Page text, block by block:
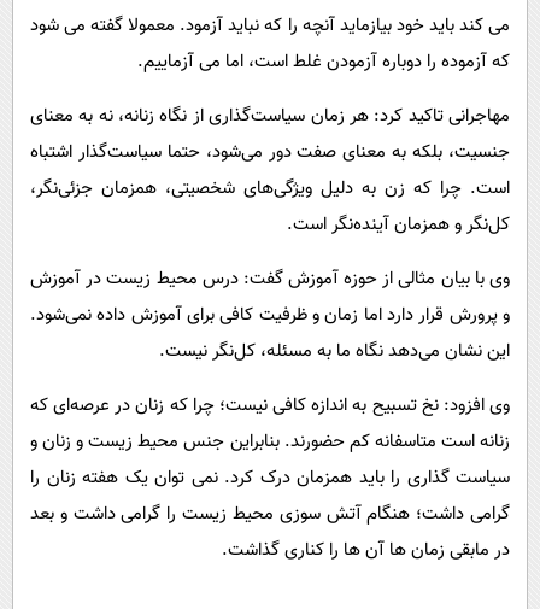
می کند باید خود بیازماید آنچه را که نباید آزمود. معمولا گفته می شود
که آزموده را دوباره آزمودن غلط است، اما می آزماییم.
مهاجرانی تاکید کرد: هر زمان سیاست‌گذاری از نگاه زنانه، نه به معنای
جنسیت، بلکه به معنای صفت دور می‌شود، حتما سیاست‌گذار اشتباه
است. چرا که زن به دلیل ویژگی‌های شخصیتی، همزمان جزئی‌نگر،
کل‌نگر و همزمان آینده‌نگر است.
وی با بیان مثالی از حوزه آموزش گفت: درس محیط زیست در آموزش
و پرورش قرار دارد اما زمان و ظرفیت کافی برای آموزش داده نمی‌شود.
این نشان می‌دهد نگاه ما به مسئله، کل‌نگر نیست.
وی افزود: نخ تسبیح به اندازه کافی نیست؛ چرا که زنان در عرصه‌ای که
زنانه است متاسفانه کم حضورند. بنابراین جنس محیط زیست و زنان و
سیاست گذاری را باید همزمان درک کرد. نمی توان یک هفته زنان را
گرامی داشت؛ هنگام آتش سوزی محیط زیست را گرامی داشت و بعد
در مابقی زمان ها آن ها را کناری گذاشت.